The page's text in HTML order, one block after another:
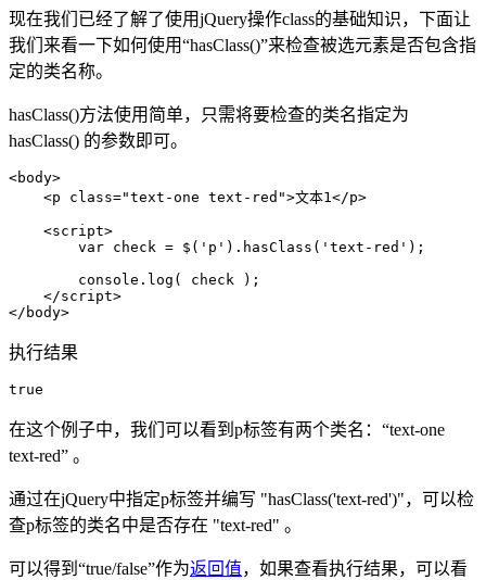
现在我们已经了解了使用jQuery操作class的基础知识，下面让
我们来看一下如何使用“hasClass()”来检查被选元素是否包含指
定的类名称。
hasClass()方法使用简单，只需将要检查的类名指定为
hasClass() 的参数即可。
<body>
<p class="text-one text-red">文本1</p>
<script>
var check = $('p').hasClass('text-red');
console.log( check );
</script>
</body>
执行结果
true
在这个例子中，我们可以看到p标签有两个类名：“text-one
text-red” 。
通过在jQuery中指定p标签并编写 "hasClass('text-red')"，可以检
查p标签的类名中是否存在 "text-red" 。
可以得到“true/false”作为返回值 ，如果查看执行结果，可以看